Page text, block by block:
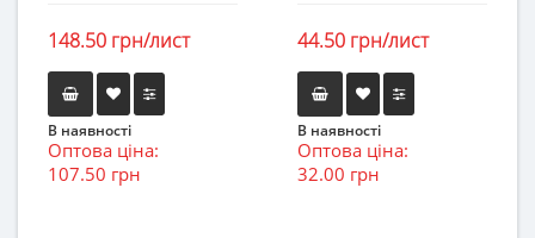
148.50 грн/лист
В наявності
Оптова ціна:
107.50 грн
44.50 грн/лист
В наявності
Оптова ціна:
32.00 грн